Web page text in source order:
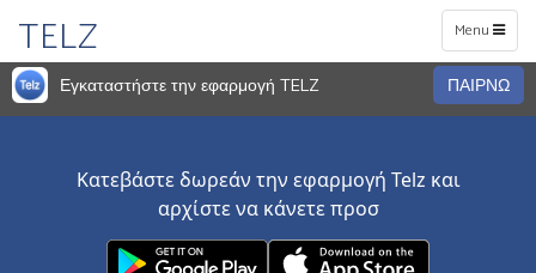
Toggle
navigation
Menu
TELZ
Εγκαταστήστε την εφαρμογή TELZ ΠΑΙΡΝΩ
Κατεβάστε δωρεάν την εφαρμογή Telz και
αρχίστε να κάνετε προσ